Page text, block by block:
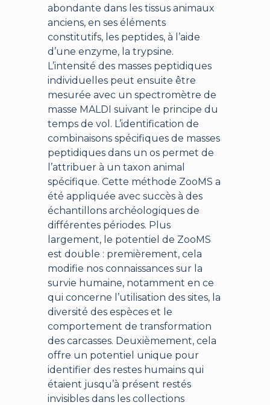
abondante dans les tissus animaux
anciens, en ses éléments
constitutifs, les peptides, à l’aide
d’une enzyme, la trypsine.
L’intensité des masses peptidiques
individuelles peut ensuite être
mesurée avec un spectromètre de
masse MALDI suivant le principe du
temps de vol. L’identification de
combinaisons spécifiques de masses
peptidiques dans un os permet de
l’attribuer à un taxon animal
spécifique. Cette méthode ZooMS a
été appliquée avec succès à des
échantillons archéologiques de
différentes périodes. Plus
largement, le potentiel de ZooMS
est double : premièrement, cela
modifie nos connaissances sur la
survie humaine, notamment en ce
qui concerne l’utilisation des sites, la
diversité des espèces et le
comportement de transformation
des carcasses. Deuxièmement, cela
offre un potentiel unique pour
identifier des restes humains qui
étaient jusqu’à présent restés
invisibles dans les collections